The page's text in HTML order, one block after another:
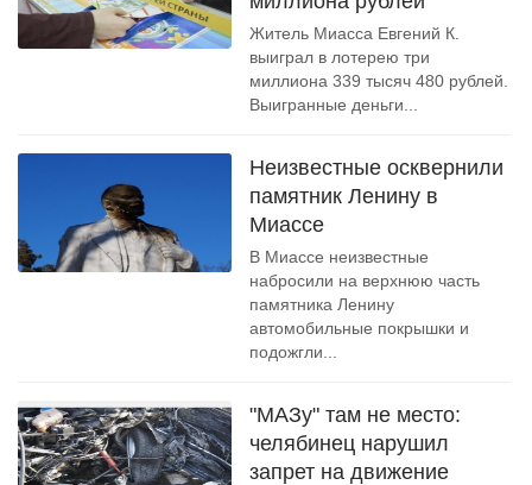
Житель Миасса Евгений К.
выиграл в лотерею три
миллиона 339 тысяч 480 рублей.
Выигранные деньги...
Неизвестные осквернили
памятник Ленину в
Миассе
В Миассе неизвестные
набросили на верхнюю часть
памятника Ленину
автомобильные покрышки и
подожгли...
"МАЗу" там не место:
челябинец нарушил
запрет на движение